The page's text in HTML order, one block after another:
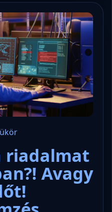
riadalmat
Avagy